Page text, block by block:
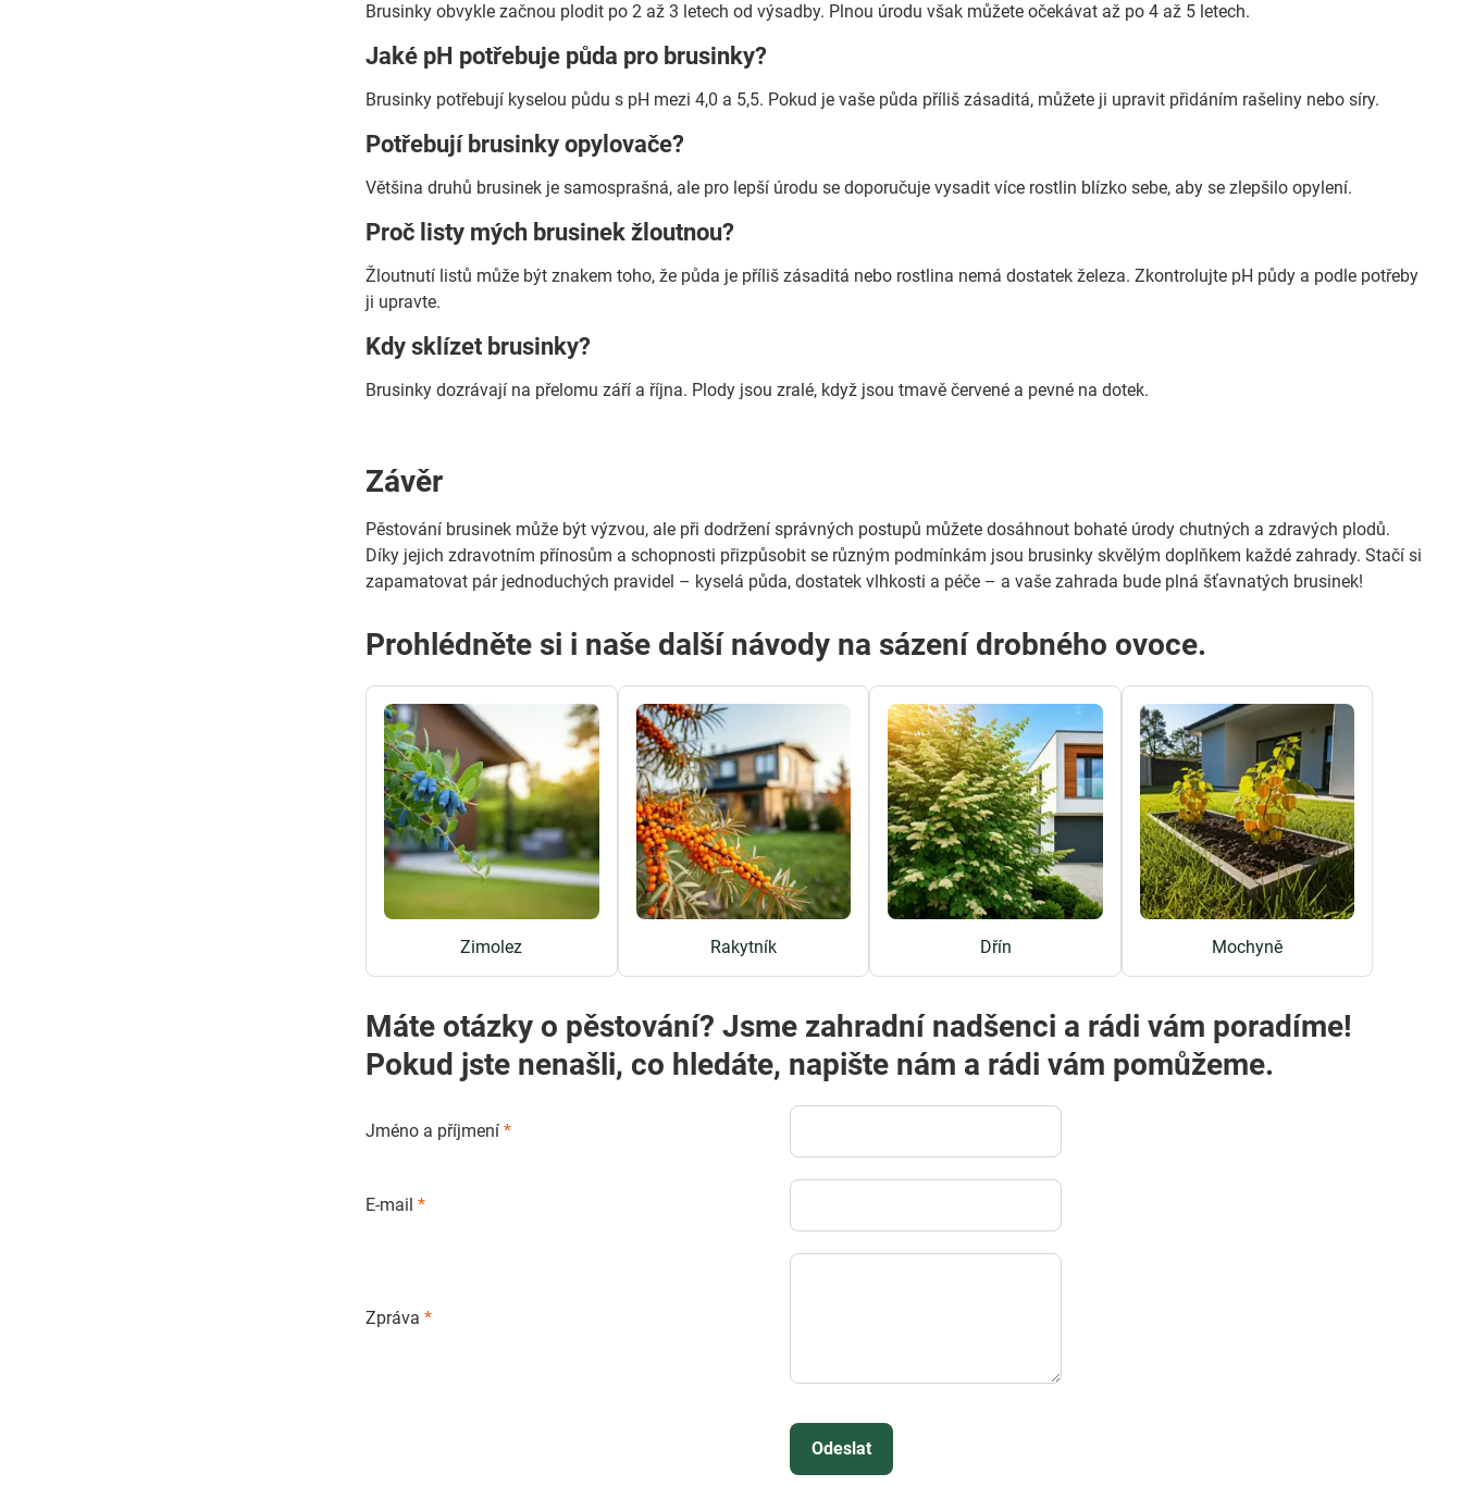
Brusinky obvykle začnou plodit po 2 až 3 letech od výsadby. Plnou úrodu však můžete očekávat až po 4 až 5 letech.
Jaké pH potřebuje půda pro brusinky?
Brusinky potřebují kyselou půdu s pH mezi 4,0 a 5,5. Pokud je vaše půda příliš zásaditá, můžete ji upravit přidáním rašeliny nebo síry.
Potřebují brusinky opylovače?
Většina druhů brusinek je samosprašná, ale pro lepší úrodu se doporučuje vysadit více rostlin blízko sebe, aby se zlepšilo opylení.
Proč listy mých brusinek žloutnou?
Žloutnutí listů může být znakem toho, že půda je příliš zásaditá nebo rostlina nemá dostatek železa. Zkontrolujte pH půdy a podle potřeby
ji upravte.
Kdy sklízet brusinky?
Brusinky dozrávají na přelomu září a října. Plody jsou zralé, když jsou tmavě červené a pevné na dotek.
Závěr
Pěstování brusinek může být výzvou, ale při dodržení správných postupů můžete dosáhnout bohaté úrody chutných a zdravých plodů.
Díky jejich zdravotním přínosům a schopnosti přizpůsobit se různým podmínkám jsou brusinky skvělým doplňkem každé zahrady. Stačí si
zapamatovat pár jednoduchých pravidel – kyselá půda, dostatek vlhkosti a péče – a vaše zahrada bude plná šťavnatých brusinek!
Prohlédněte si i naše další návody na sázení drobného ovoce.
Zimolez Rakytník Dřín Mochyně
Máte otázky o pěstování? Jsme zahradní nadšenci a rádi vám poradíme!
Pokud jste nenašli, co hledáte, napište nám a rádi vám pomůžeme.
Jméno a příjmení*
E-mail*
Zpráva*
Odeslat